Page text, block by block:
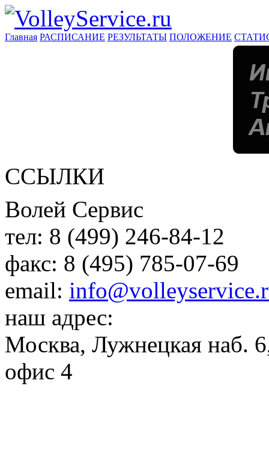
Главная РАСПИСАНИЕ РЕЗУЛЬТАТЫ ПОЛОЖЕНИЕ
ССЫЛКИ
Волей Сервис
тел: 8 (499) 246-84-12
факс: 8 (495) 785-07-69
email:
наш адрес:
Москва, Лужнецкая наб.
офис 4